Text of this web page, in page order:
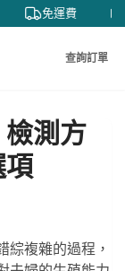
免運費
查詢訂單
檢測方
項
綜複雜的過程，